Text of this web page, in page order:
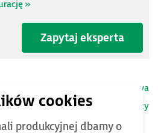
Zapytaj eksperta
»
Dostawa
Szczegóły
dostawa następnego dnia
produkcyjnej dbamy o